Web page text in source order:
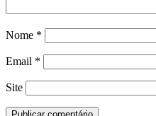
Nome *
Email *
Site